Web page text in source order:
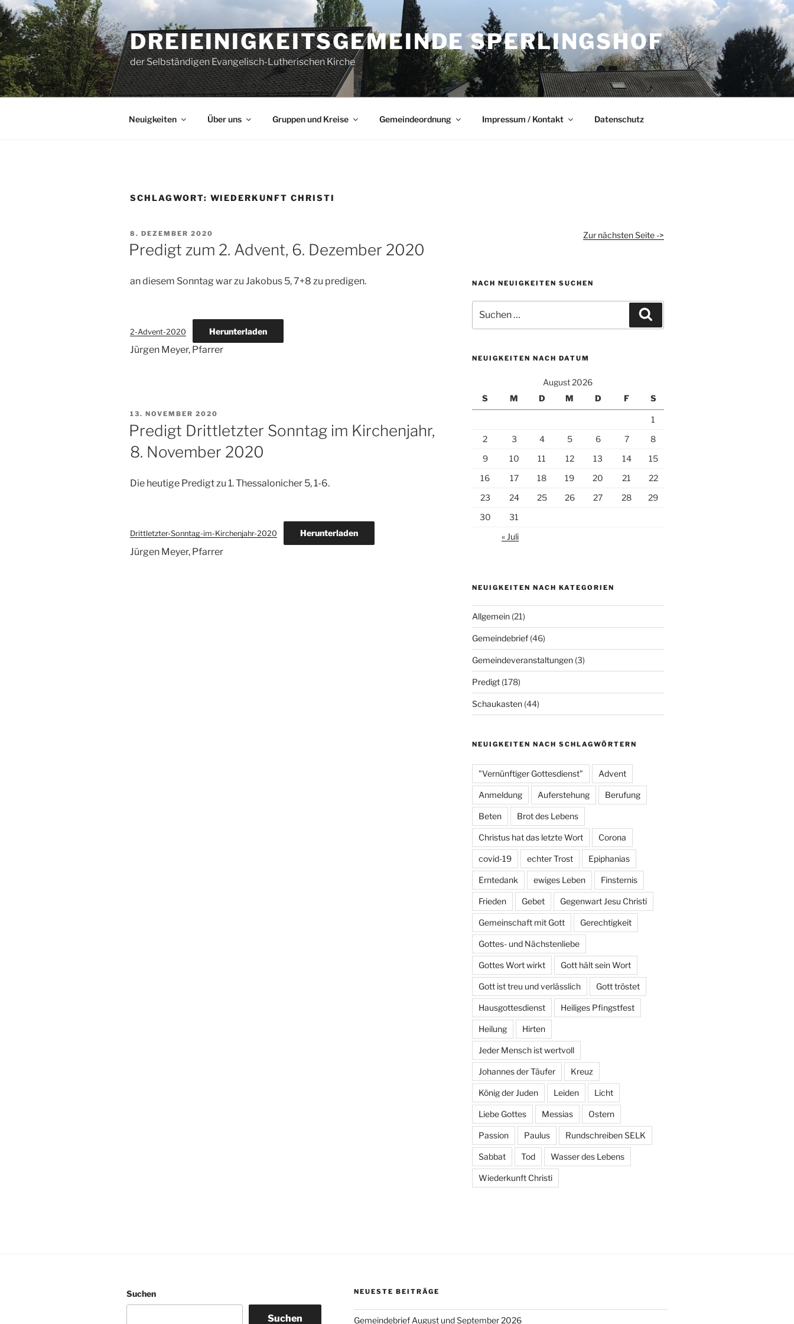
Zum
Inhalt
springen
DREIEINIGKEITSGEMEINDE SPERLINGSHOF
der Selbständigen Evangelisch-Lutherischen Kirche
Neuigkeiten Über uns Gruppen und Kreise Gemeindeordnung Impressum / Kontakt Datenschutz
SCHLAGWORT: WIEDERKUNFT CHRISTI
VERÖFFENTLICHT
AM
8. DEZEMBER 2020
Predigt zum 2. Advent, 6. Dezember 2020
an diesem Sonntag war zu Jakobus 5, 7+8 zu predigen.
2-Advent-2020 Herunterladen
Jürgen Meyer, Pfarrer
VERÖFFENTLICHT
AM
13. NOVEMBER 2020
Predigt Drittletzter Sonntag im Kirchenjahr,
8. November 2020
Die heutige Predigt zu 1. Thessalonicher 5, 1-6.
Drittletzter-Sonntag-im-Kirchenjahr-2020 Herunterladen
Jürgen Meyer, Pfarrer
Zur nächsten Seite ->
NACH NEUIGKEITEN SUCHEN
nach:
NEUIGKEITEN NACH DATUM
August 2026
S
M D M D F S
1
2
3 4 5 6 7
8
9
10 11 12 13 14
15
16
17 18 19 20 21
22
23
24 25 26 27 28
29
30
31
« Juli
NEUIGKEITEN NACH KATEGORIEN
Allgemein(21)
Gemeindebrief(46)
Gemeindeveranstaltungen(3)
Predigt(178)
Schaukasten(44)
NEUIGKEITEN NACH SCHLAGWÖRTERN
"Vernünftiger Gottesdienst" Advent
Anmeldung Auferstehung Berufung
Beten Brot des Lebens
Christus hat das letzte Wort Corona
covid-19 echter Trost Epiphanias
Erntedank ewiges Leben Finsternis
Frieden Gebet Gegenwart Jesu Christi
Gemeinschaft mit Gott Gerechtigkeit
Gottes- und Nächstenliebe
Gottes Wort wirkt Gott hält sein Wort
Gott ist treu und verlässlich Gott tröstet
Hausgottesdienst Heiliges Pfingstfest
Heilung Hirten
Jeder Mensch ist wertvoll
Johannes der Täufer Kreuz
König der Juden Leiden Licht
Liebe Gottes Messias Ostern
Passion Paulus Rundschreiben SELK
Sabbat Tod Wasser des Lebens
Wiederkunft Christi
Suchen
Suchen
NEUESTE BEITRÄGE
Gemeindebrief August und September 2026